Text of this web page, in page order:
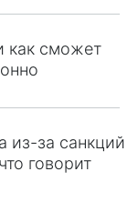
как сможет
из-за санкций
говорит